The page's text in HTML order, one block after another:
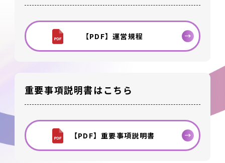
【PDF】運営規程
重要事項説明書はこちら
【PDF】重要事項説明書